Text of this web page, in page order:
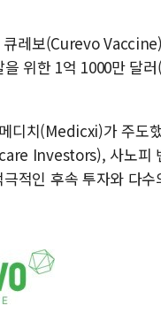
[인도증시]
황희 '폐버
폭염 누그
레보(Curevo
위한 1억 1000만 달
디치(Medicxi)가 주도
Investors), 사노피
적인 후속 투자와 다